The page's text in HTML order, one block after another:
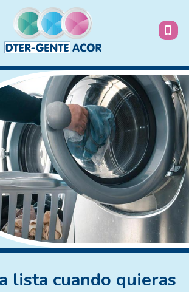
ayuda?
lista cuando quieras